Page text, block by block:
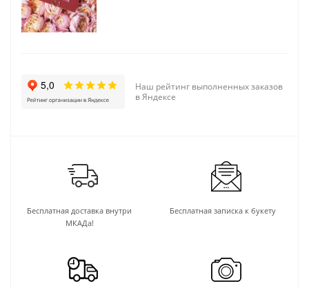
Наш рейтинг выполненных заказов
в Яндексе
Бесплатная доставка внутри
МКАДа!
Бесплатная записка к букету